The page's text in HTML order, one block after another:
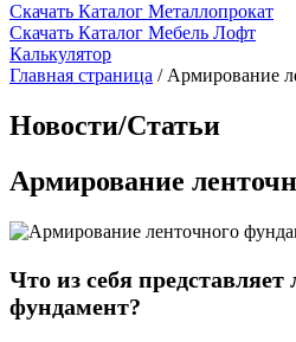
Скачать Каталог Металлопрокат
Скачать Каталог Мебель Лофт
Калькулятор
Главная страница / Армирование
Новости/Статьи
Армирование
Что из себя
фундамент?